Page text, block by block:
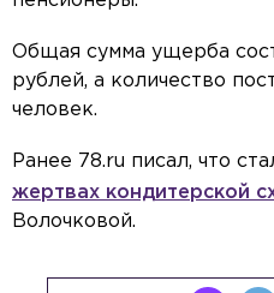
Общая сумма ущерба
рублей, а количество
человек.
Ранее 78.ru писал, что
жертвах кондитерской
Волочковой.